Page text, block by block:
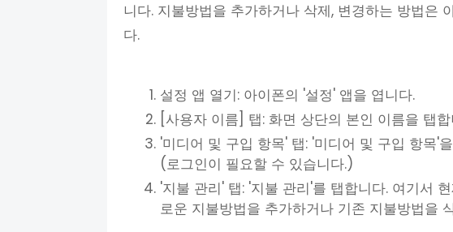
니다. 지불방법을 추가하거나 삭제, 변경하는 방법은
다.
설정 앱 열기: 아이폰의 '설정' 앱을 엽니다.
[사용자 이름] 탭: 화면 상단의 본인 이름을 탭
'미디어 및 구입 항목' 탭: '미디어 및 구입 항목'
(로그인이 필요할 수 있습니다.)
'지불 관리' 탭: '지불 관리'를 탭합니다. 여기서
로운 지불방법을 추가하거나 기존 지불방법을